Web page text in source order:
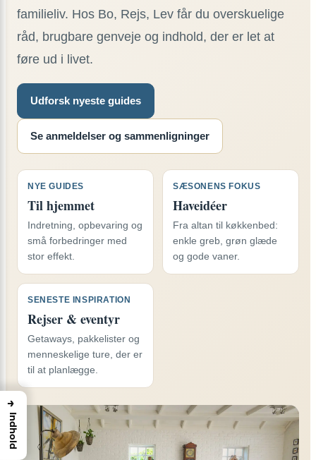
familieliv. Hos Bo, Rejs, Lev får du overskuelige
råd, brugbare genveje og indhold, der er let at
føre ud i livet.
Udforsk nyeste guides
Se anmeldelser og sammenligninger
NYE GUIDES
Til hjemmet
Indretning, opbevaring og
små forbedringer med
stor effekt.
SÆSONENS FOKUS
Haveidéer
Fra altan til køkkenbed:
enkle greb, grøn glæde
og gode vaner.
SENESTE INSPIRATION
Rejser & eventyr
Getaways, pakkelister og
menneskelige ture, der er
til at planlægge.
→
Indhold